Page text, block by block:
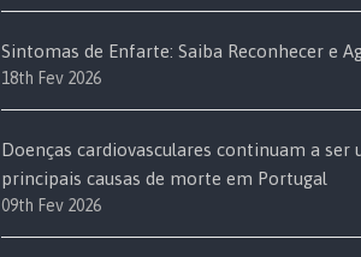
Sintomas de Enfarte: Saiba Reconhecer e
18th Fev 2026
Doenças cardiovasculares continuam a ser
principais causas de morte em Portugal
09th Fev 2026